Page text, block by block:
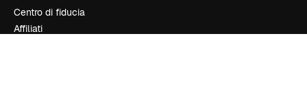
Centro di fiducia
Affiliati